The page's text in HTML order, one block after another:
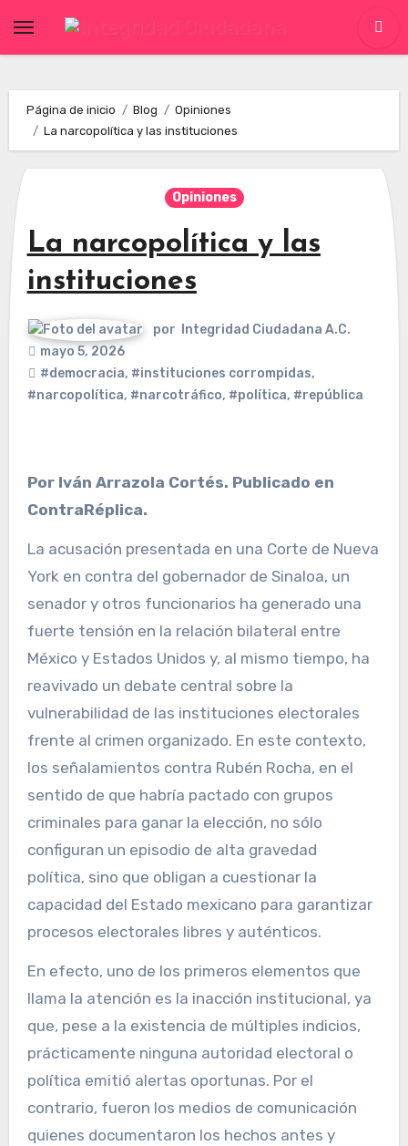
Página de inicio Blog
Opiniones
La narcopolítica y las instituciones
Opiniones
La narcopolítica y las
instituciones
por
Integridad Ciudadana A.C.
mayo 5, 2026
#democracia, #instituciones corrompidas,
#narcopolítica, #narcotráfico, #política, #república
Por Iván Arrazola Cortés. Publicado en
ContraRéplica.
La acusación presentada en una Corte de Nueva
York en contra del gobernador de Sinaloa, un
senador y otros funcionarios ha generado una
fuerte tensión en la relación bilateral entre
México y Estados Unidos y, al mismo tiempo, ha
reavivado un debate central sobre la
vulnerabilidad de las instituciones electorales
frente al crimen organizado. En este contexto,
los señalamientos contra Rubén Rocha, en el
sentido de que habría pactado con grupos
criminales para ganar la elección, no sólo
configuran un episodio de alta gravedad
política, sino que obligan a cuestionar la
capacidad del Estado mexicano para garantizar
procesos electorales libres y auténticos.
En efecto, uno de los primeros elementos que
llama la atención es la inacción institucional, ya
que, pese a la existencia de múltiples indicios,
prácticamente ninguna autoridad electoral o
política emitió alertas oportunas. Por el
contrario, fueron los medios de comunicación
quienes documentaron los hechos antes y